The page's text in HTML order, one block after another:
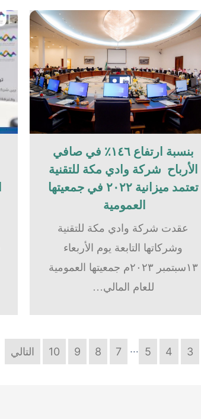
بنسبة ارتفاع ١٤٦٪؜ في صافي
الأرباح شركة وادي مكة للتقنية
تعتمد ميزانية ٢٠٢٢ في جمعيتها
العمومية
عقدت شركة وادي مكة للتقنية
وشركاتها التابعة يوم الأربعاء
١٣سبتمبر ٢٠٢٣م جمعيتها العمومية
للعام المالي…
3
4
5
…
7
8
9
10 التالي